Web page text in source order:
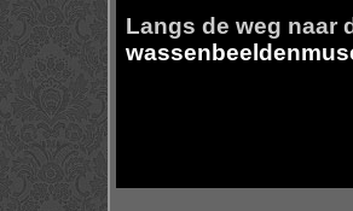
Langs de weg naar